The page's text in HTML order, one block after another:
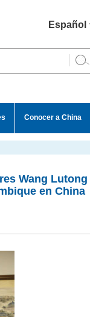
Español
English
Conocer a China
Wang Lutong
en China